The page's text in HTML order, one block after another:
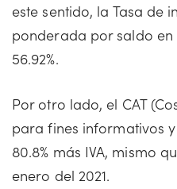
este sentido, la Tasa de
ponderada por saldo
56.92%.
Por otro lado, el CAT
para fines informativos
80.8% más IVA, mismo
enero del 2021.